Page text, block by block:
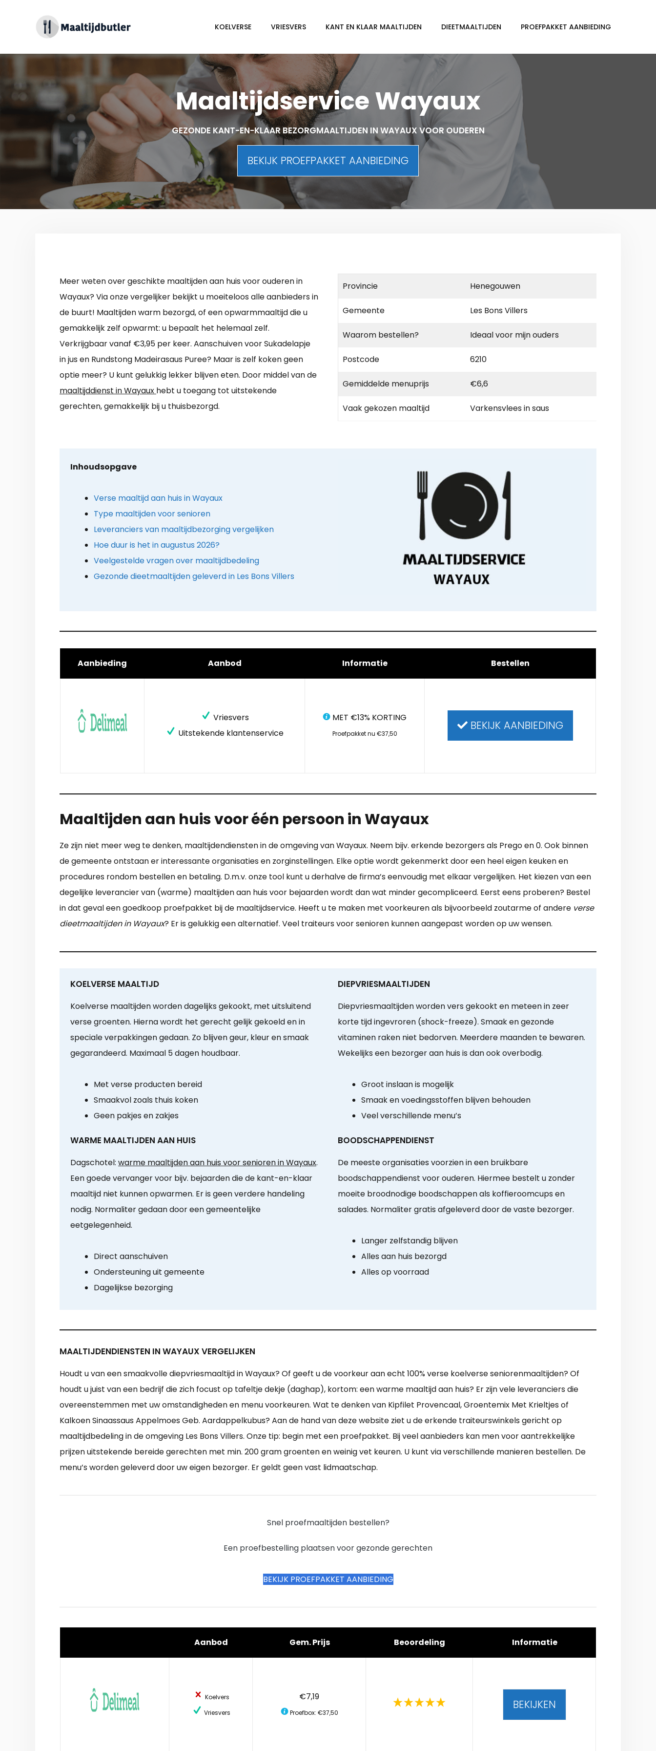
KOELVERSE VRIESVERS KANT EN KLAAR MAALTIJDEN DIEETMAALTIJDEN PROEFPAKKET AANBIEDING
Maaltijdservice Wayaux
GEZONDE KANT-EN-KLAAR BEZORGMAALTIJDEN IN WAYAUX VOOR OUDEREN
BEKIJK PROEFPAKKET AANBIEDING
Meer weten over geschikte maaltijden aan huis voor ouderen in
Wayaux? Via onze vergelijker bekijkt u moeiteloos alle aanbieders in
de buurt! Maaltijden warm bezorgd, of een opwarmmaaltijd die u
gemakkelijk zelf opwarmt: u bepaalt het helemaal zelf.
Verkrijgbaar vanaf €3,95 per keer. Aanschuiven voor Sukadelapje
in jus en Rundstong Madeirasaus Puree? Maar is zelf koken geen
optie meer? U kunt gelukkig lekker blijven eten. Door middel van de
maaltijddienst in Wayaux hebt u toegang tot uitstekende
gerechten, gemakkelijk bij u thuisbezorgd.
Provincie Henegouwen
Gemeente Les Bons Villers
Waarom bestellen? Ideaal voor mijn ouders
Postcode 6210
Gemiddelde menuprijs €6,6
Vaak gekozen maaltijd Varkensvlees in saus
Inhoudsopgave
Verse maaltijd aan huis in Wayaux
Type maaltijden voor senioren
Leveranciers van maaltijdbezorging vergelijken
Hoe duur is het in augustus 2026?
Veelgestelde vragen over maaltijdbedeling
Gezonde dieetmaaltijden geleverd in Les Bons Villers
Aanbieding Aanbod Informatie Bestellen
Vriesvers
Uitstekende klantenservice
MET €13% KORTING
Proefpakket nu €37,50
BEKIJK AANBIEDING
Maaltijden aan huis voor één persoon in Wayaux
Ze zijn niet meer weg te denken, maaltijdendiensten in de omgeving van Wayaux. Neem bijv. erkende bezorgers als Prego en 0. Ook binnen
de gemeente ontstaan er interessante organisaties en zorginstellingen. Elke optie wordt gekenmerkt door een heel eigen keuken en
procedures rondom bestellen en betaling. D.m.v. onze tool kunt u derhalve de firma’s eenvoudig met elkaar vergelijken. Het kiezen van een
degelijke leverancier van (warme) maaltijden aan huis voor bejaarden wordt dan wat minder gecompliceerd. Eerst eens proberen? Bestel
in dat geval een goedkoop proefpakket bij de maaltijdservice. Heeft u te maken met voorkeuren als bijvoorbeeld zoutarme of andere verse
dieetmaaltijden in Wayaux? Er is gelukkig een alternatief. Veel traiteurs voor senioren kunnen aangepast worden op uw wensen.
KOELVERSE MAALTIJD
Koelverse maaltijden worden dagelijks gekookt, met uitsluitend
verse groenten. Hierna wordt het gerecht gelijk gekoeld en in
speciale verpakkingen gedaan. Zo blijven geur, kleur en smaak
gegarandeerd. Maximaal 5 dagen houdbaar.
Met verse producten bereid
Smaakvol zoals thuis koken
Geen pakjes en zakjes
DIEPVRIESMAALTIJDEN
Diepvriesmaaltijden worden vers gekookt en meteen in zeer
korte tijd ingevroren (shock-freeze). Smaak en gezonde
vitaminen raken niet bedorven. Meerdere maanden te bewaren.
Wekelijks een bezorger aan huis is dan ook overbodig.
Groot inslaan is mogelijk
Smaak en voedingsstoffen blijven behouden
Veel verschillende menu’s
WARME MAALTIJDEN AAN HUIS
Dagschotel: warme maaltijden aan huis voor senioren in Wayaux.
Een goede vervanger voor bijv. bejaarden die de kant-en-klaar
maaltijd niet kunnen opwarmen. Er is geen verdere handeling
nodig. Normaliter gedaan door een gemeentelijke
eetgelegenheid.
Direct aanschuiven
Ondersteuning uit gemeente
Dagelijkse bezorging
BOODSCHAPPENDIENST
De meeste organisaties voorzien in een bruikbare
boodschappendienst voor ouderen. Hiermee bestelt u zonder
moeite broodnodige boodschappen als koffieroomcups en
salades. Normaliter gratis afgeleverd door de vaste bezorger.
Langer zelfstandig blijven
Alles aan huis bezorgd
Alles op voorraad
MAALTIJDENDIENSTEN IN WAYAUX VERGELIJKEN
Houdt u van een smaakvolle diepvriesmaaltijd in Wayaux? Of geeft u de voorkeur aan echt 100% verse koelverse seniorenmaaltijden? Of
houdt u juist van een bedrijf die zich focust op tafeltje dekje (daghap), kortom: een warme maaltijd aan huis? Er zijn vele leveranciers die
overeenstemmen met uw omstandigheden en menu voorkeuren. Wat te denken van Kipfilet Provencaal, Groentemix Met Krieltjes of
Kalkoen Sinaassaus Appelmoes Geb. Aardappelkubus? Aan de hand van deze website ziet u de erkende traiteurswinkels gericht op
maaltijdbedeling in de omgeving Les Bons Villers. Onze tip: begin met een proefpakket. Bij veel aanbieders kan men voor aantrekkelijke
prijzen uitstekende bereide gerechten met min. 200 gram groenten en weinig vet keuren. U kunt via verschillende manieren bestellen. De
menu’s worden geleverd door uw eigen bezorger. Er geldt geen vast lidmaatschap.
Snel proefmaaltijden bestellen?
Een proefbestelling plaatsen voor gezonde gerechten
BEKIJK PROEFPAKKET AANBIEDING
Aanbod Gem. Prijs Beoordeling Informatie
Koelvers
Vriesvers
€7,19
Proefbox: €37,50
BEKIJKEN